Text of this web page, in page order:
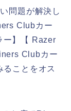
問題が解決し
Clubカー
】【 Razer
Clubカー
ことをオス